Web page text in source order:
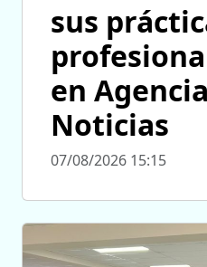
sus
en
Noticias
07/08/2026 15:15